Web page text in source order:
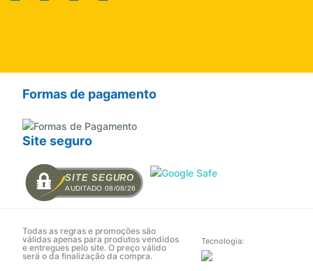
Formas de pagamento
Site seguro
SITE SEGURO
AUDITADO 08/08/26
Todas as regras e promoções são
válidas apenas para produtos vendidos
e entregues pelo site. O preço válido
será o da finalização da compra.
Tecnologia: